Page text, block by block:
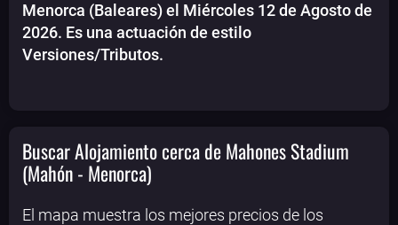
Menorca (Baleares) el Miércoles 12 de Agosto de
2026. Es una actuación de estilo
Versiones/Tributos.
Buscar Alojamiento cerca de Mahones Stadium
(Mahón - Menorca)
El mapa muestra los mejores precios de los